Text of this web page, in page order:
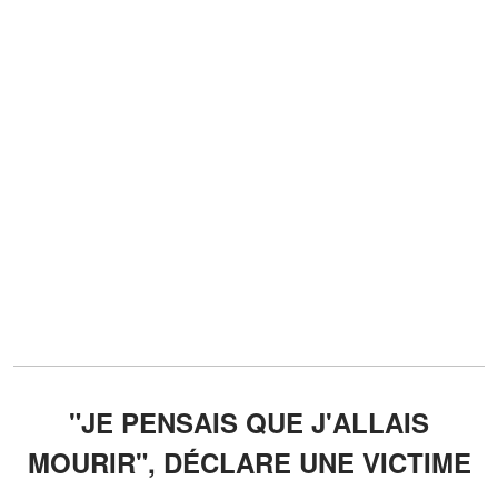
"JE PENSAIS QUE J'ALLAIS
MOURIR", DÉCLARE UNE VICTIME